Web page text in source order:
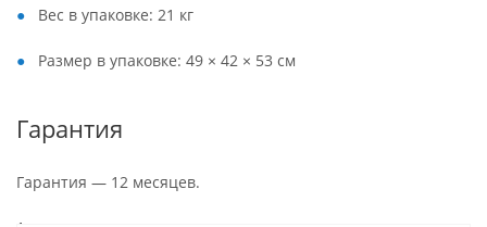
Вес в упаковке: 21 кг
Размер в упаковке: 49 × 42 × 53 см
Гарантия
Гарантия — 12 месяцев.